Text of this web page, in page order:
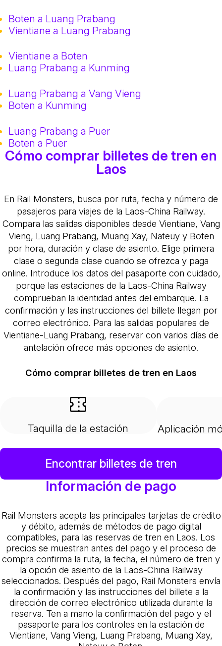
Boten a Luang Prabang
Vientiane a Luang Prabang
Vientiane a Boten
Luang Prabang a Kunming
Luang Prabang a Vang Vieng
Boten a Kunming
Luang Prabang a Puer
Boten a Puer
Cómo comprar billetes de tren en
Laos
En Rail Monsters, busca por ruta, fecha y número de
pasajeros para viajes de la Laos-China Railway.
Compara las salidas disponibles desde Vientiane, Vang
Vieng, Luang Prabang, Muang Xay, Nateuy y Boten
por hora, duración y clase de asiento. Elige primera
clase o segunda clase cuando se ofrezca y paga
online. Introduce los datos del pasaporte con cuidado,
porque las estaciones de la Laos-China Railway
comprueban la identidad antes del embarque. La
confirmación y las instrucciones del billete llegan por
correo electrónico. Para las salidas populares de
Vientiane-Luang Prabang, reservar con varios días de
antelación ofrece más opciones de asiento.
Cómo comprar billetes de tren en Laos
Taquilla de la estación Aplicación
Encontrar billetes de tren
Información de pago
Rail Monsters acepta las principales tarjetas de crédito
y débito, además de métodos de pago digital
compatibles, para las reservas de tren en Laos. Los
precios se muestran antes del pago y el proceso de
compra confirma la ruta, la fecha, el número de tren y
la opción de asiento de la Laos-China Railway
seleccionados. Después del pago, Rail Monsters envía
la confirmación y las instrucciones del billete a la
dirección de correo electrónico utilizada durante la
reserva. Ten a mano la confirmación del pago y el
pasaporte para los controles en la estación de
Vientiane, Vang Vieng, Luang Prabang, Muang Xay,